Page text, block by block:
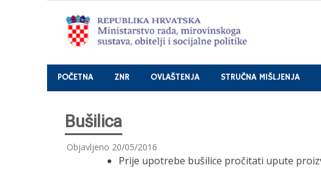
POČETNA ZNR OVLAŠTENJA STRUČNA MIŠLJENJA
Bušilica
Objavljeno 20/05/2016
Prije upotrebe bušilice pročitati upute